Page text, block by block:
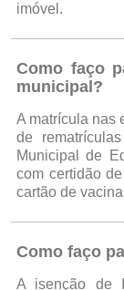
imóvel.
Como faço
municipal?
A matrícula nas
de
Municipal de
com certidão
cartão de
Como faço
A isenção de